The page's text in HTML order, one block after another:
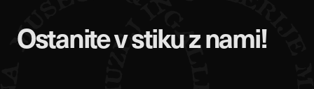
Ostanite v stiku z nami!